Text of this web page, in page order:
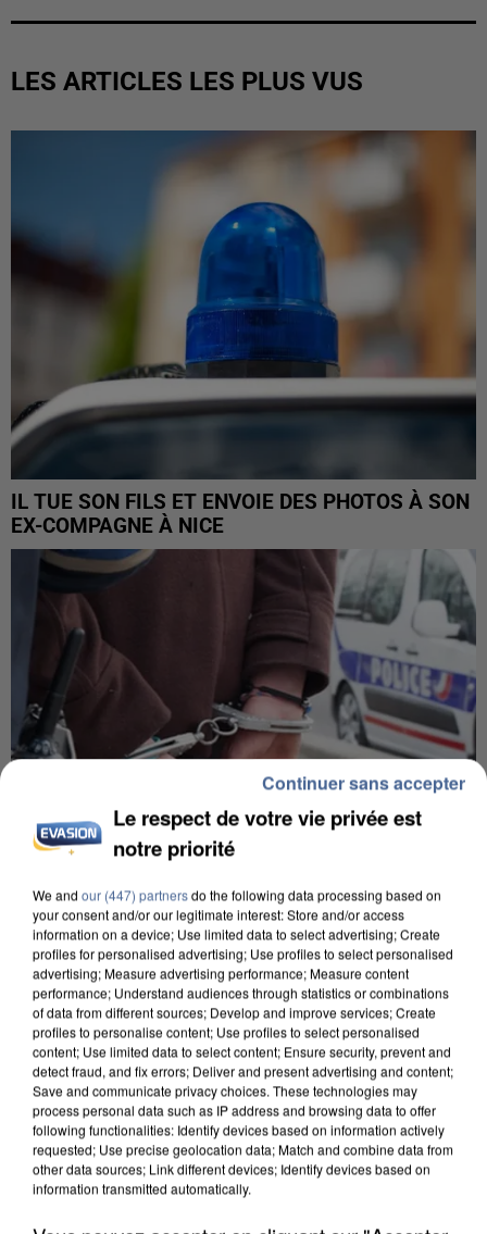
LES ARTICLES LES PLUS VUS
IL TUE SON FILS ET ENVOIE DES PHOTOS À SON
EX-COMPAGNE À NICE
L’UN DES FONDATEURS SUPPOSÉS DE LA DZ
MAFIA INTERPELLÉ EN ALGÉRIE
Le respect de votre vie privée est
notre priorité
We and our (447) partnersdo the following data processing based on
your consent and/or our legitimate interest: Store and/or access
information on a device; Use limited data to select advertising; Create
profiles for personalised advertising; Use profiles to select personalised
advertising; Measure advertising performance; Measure content
performance; Understand audiences through statistics or combinations
of data from different sources; Develop and improve services; Create
profiles to personalise content; Use profiles to select personalised
content; Use limited data to select content; Ensure security, prevent and
detect fraud, and fix errors; Deliver and present advertising and content;
Save and communicate privacy choices. These technologies may
process personal data such as IP address and browsing data to offer
following functionalities: Identify devices based on information actively
requested; Use precise geolocation data; Match and combine data from
other data sources; Link different devices; Identify devices based on
information transmitted automatically.
Continuer sans accepter